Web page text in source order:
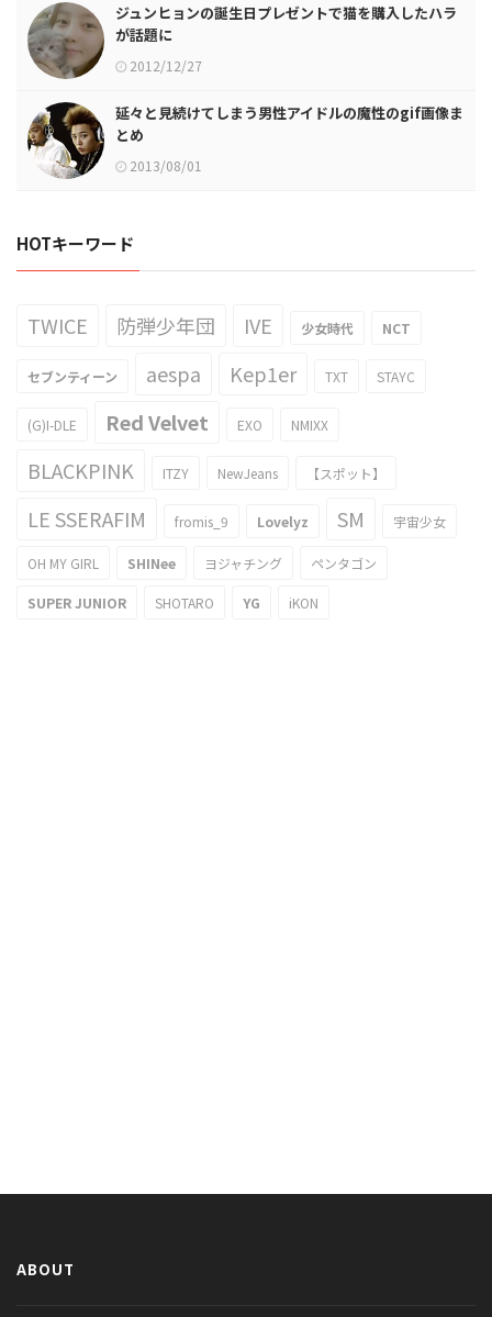
ジュンヒョンの誕生日プレゼントで猫を購入したハラ
が話題に
2012/12/27
延々と見続けてしまう男性アイドルの魔性のgif画像ま
とめ
2013/08/01
HOTキーワード
TWICE 防弾少年団 IVE 少女時代 NCT
セブンティーン aespa Kep1er TXT STAYC
(G)I-DLE Red Velvet EXO NMIXX
BLACKPINK ITZY NewJeans 【スポット】
LE SSERAFIM fromis_9 Lovelyz SM 宇宙少女
OH MY GIRL SHINee ヨジャチング ペンタゴン
SUPER JUNIOR SHOTARO YG iKON
ABOUT